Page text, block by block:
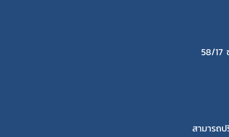
58/17
สามารถ